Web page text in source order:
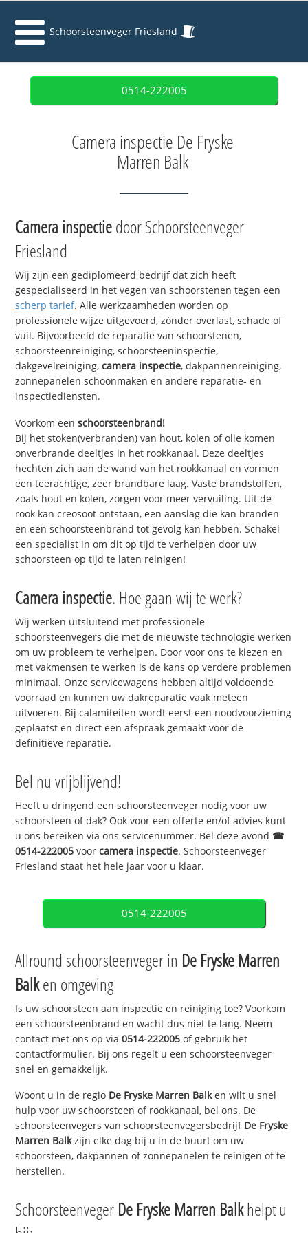
Schoorsteenveger Friesland
0514-222005
Camera inspectie De Fryske
Marren Balk
Camera inspectiedoor Schoorsteenveger
Friesland
Wij zijn een gediplomeerd bedrijf dat zich heeft
gespecialiseerd in het vegen van schoorstenen tegen een
scherp tarief. Alle werkzaamheden worden op
professionele wijze uitgevoerd, zónder overlast, schade of
vuil. Bijvoorbeeld de reparatie van schoorstenen,
schoorsteenreiniging, schoorsteeninspectie,
dakgevelreiniging,camera inspectie, dakpannenreiniging,
zonnepanelen schoonmaken en andere reparatie- en
inspectiediensten.
Voorkom eenschoorsteenbrand!
Bij het stoken(verbranden) van hout, kolen of olie komen
onverbrande deeltjes in het rookkanaal. Deze deeltjes
hechten zich aan de wand van het rookkanaal en vormen
een teerachtige, zeer brandbare laag. Vaste brandstoffen,
zoals hout en kolen, zorgen voor meer vervuiling. Uit de
rook kan creosoot ontstaan, een aanslag die kan branden
en een schoorsteenbrand tot gevolg kan hebben. Schakel
een specialist in om dit op tijd te verhelpen door uw
schoorsteen op tijd te laten reinigen!
Camera inspectie. Hoe gaan wij te werk?
Wij werken uitsluitend met professionele
schoorsteenvegers die met de nieuwste technologie werken
om uw probleem te verhelpen. Door voor ons te kiezen en
met vakmensen te werken is de kans op verdere problemen
minimaal. Onze servicewagens hebben altijd voldoende
voorraad en kunnen uw dakreparatie vaak meteen
uitvoeren. Bij calamiteiten wordt eerst een noodvoorziening
geplaatst en direct een afspraak gemaakt voor de
definitieve reparatie.
Bel nu vrijblijvend!
Heeft u dringend een schoorsteenveger nodig voor uw
schoorsteen of dak? Ook voor een offerte en/of advies kunt
u ons bereiken via ons servicenummer. Bel deze avond ☎
0514-222005 voorcamera inspectie. Schoorsteenveger
Friesland staat het hele jaar voor u klaar.
0514-222005
Allround schoorsteenveger in De Fryske Marren
Balken omgeving
Is uw schoorsteen aan inspectie en reiniging toe? Voorkom
een schoorsteenbrand en wacht dus niet te lang. Neem
contact met ons op via0514-222005 of gebruik het
contactformulier. Bij ons regelt u een schoorsteenveger
snel en gemakkelijk.
Woont u in de regio De Fryske Marren Balken wilt u snel
hulp voor uw schoorsteen of rookkanaal, bel ons. De
schoorsteenvegers van schoorsteenvegersbedrijf De Fryske
Marren Balkzijn elke dag bij u in de buurt om uw
schoorsteen, dakpannen of zonnepanelen te reinigen of te
herstellen.
Schoorsteenveger De Fryske Marren Balkhelpt u